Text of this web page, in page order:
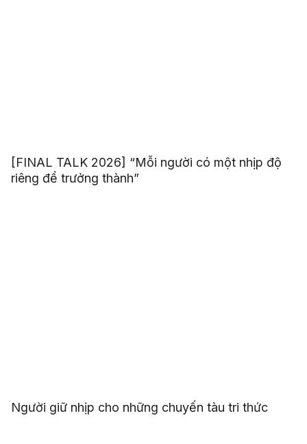
[FINAL TALK 2026] “Mỗi người có một nhịp độ
riêng để trưởng thành”
Người giữ nhịp cho những chuyến tàu tri thức